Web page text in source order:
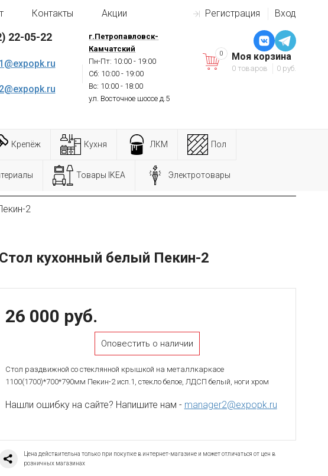
Регистрация Вход
Контакты Акции
22-05-22
г.Петропавловск-
Камчатский
Пн-Пт: 10:00 - 19:00
Сб: 10:00 - 19:00
Вс: 10:00 - 18:00
ул. Восточное шоссе д.5
Моя корзина
0 товаров 0 руб.
0
Крепёж Кухня ЛКМ Пол
Товары IKEA Электротовары
2
Стол кухонный белый Пекин-2
26 000 руб.
Оповестить о наличии
Стол раздвижной со стеклянной крышкой на металлкаркасе
1100(1700)*700*790мм Пекин-2 исп.1, стекло белое, ЛДСП белый, ноги хром
Нашли ошибку на сайте? Напишите нам - manager2@expopk.ru
Цена действительна только при покупке в интернет-магазине и может отличаться от цен в
розничных магазинах